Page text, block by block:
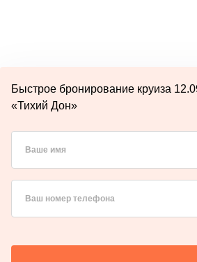
Быстрое бронирование круиза
«Тихий Дон»
Ваше имя
Ваш номер телефона